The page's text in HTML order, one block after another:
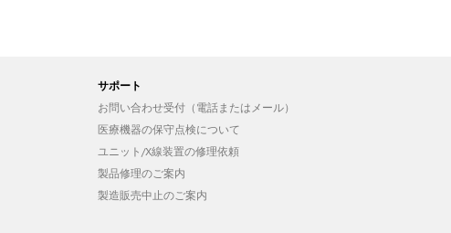
サポート
お問い合わせ受付（電話またはメール）
医療機器の保守点検について
ユニット/X線装置の修理依頼
製品修理のご案内
製造販売中止のご案内